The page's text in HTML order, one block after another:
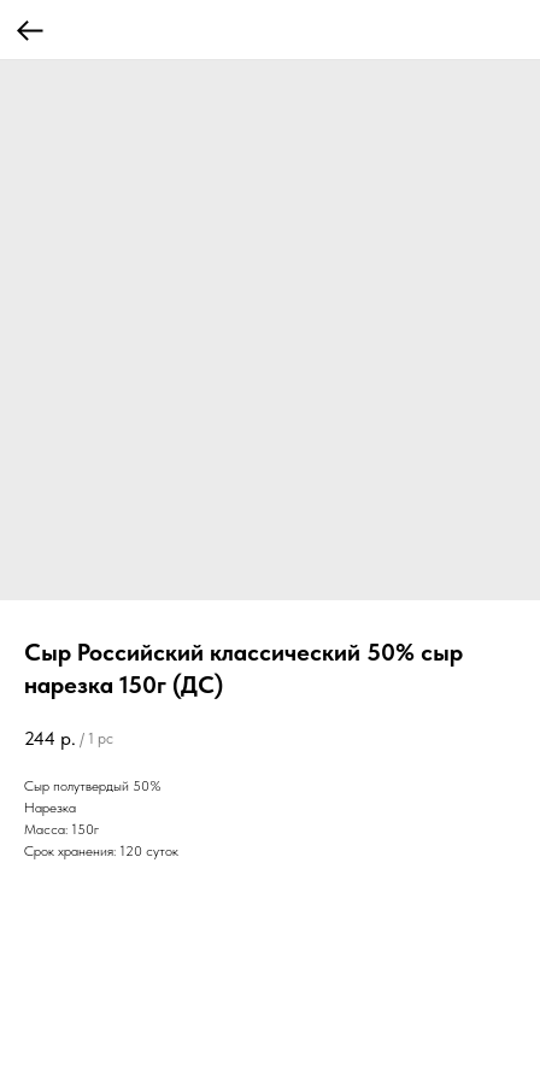
Сыр Российский классический 50% сыр
нарезка 150г (ДС)
244 р. / 1 pc
Сыр полутвердый 50%
Нарезка
Масса: 150г
Срок хранения: 120 суток